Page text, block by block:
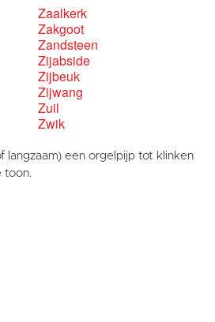
Zaalkerk
Zakgoot
Zandsteen
Zijabside
Zijbeuk
Zijwang
Zuil
Zwik
langzaam) een orgelpijp tot klinken
toon.